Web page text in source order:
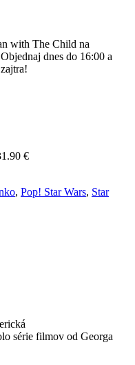
with The Child na
dnes do 16:00 a
€
, Pop! Star Wars, Star
série filmov od Georga